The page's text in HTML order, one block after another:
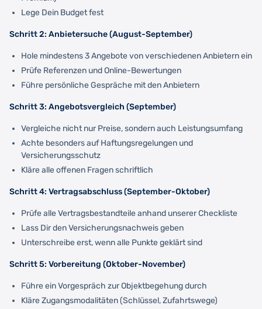
Lege Dein Budget fest
Schritt 2: Anbietersuche (August-September)
Hole mindestens 3 Angebote von verschiedenen Anbietern ein
Prüfe Referenzen und Online-Bewertungen
Führe persönliche Gespräche mit den Anbietern
Schritt 3: Angebotsvergleich (September)
Vergleiche nicht nur Preise, sondern auch Leistungsumfang
Achte besonders auf Haftungsregelungen und
Versicherungsschutz
Kläre alle offenen Fragen schriftlich
Schritt 4: Vertragsabschluss (September-Oktober)
Prüfe alle Vertragsbestandteile anhand unserer Checkliste
Lass Dir den Versicherungsnachweis geben
Unterschreibe erst, wenn alle Punkte geklärt sind
Schritt 5: Vorbereitung (Oktober-November)
Führe ein Vorgespräch zur Objektbegehung durch
Kläre Zugangsmodalitäten (Schlüssel, Zufahrtswege)